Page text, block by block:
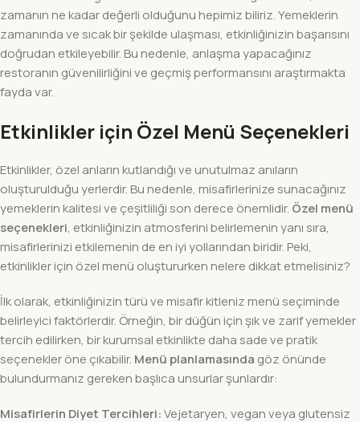
zamanın ne kadar değerli olduğunu hepimiz biliriz. Yemeklerin
zamanında ve sıcak bir şekilde ulaşması, etkinliğinizin başarısını
doğrudan etkileyebilir. Bu nedenle, anlaşma yapacağınız
restoranın güvenilirliğini ve geçmiş performansını araştırmakta
fayda var.
Etkinlikler için Özel Menü Seçenekleri
Etkinlikler, özel anların kutlandığı ve unutulmaz anıların
oluşturulduğu yerlerdir. Bu nedenle, misafirlerinize sunacağınız
yemeklerin kalitesi ve çeşitliliği son derece önemlidir. Özel menü
seçenekleri, etkinliğinizin atmosferini belirlemenin yanı sıra,
misafirlerinizi etkilemenin de en iyi yollarından biridir. Peki,
etkinlikler için özel menü oluştururken nelere dikkat etmelisiniz?
İlk olarak, etkinliğinizin türü ve misafir kitleniz menü seçiminde
belirleyici faktörlerdir. Örneğin, bir düğün için şık ve zarif yemekler
tercih edilirken, bir kurumsal etkinlikte daha sade ve pratik
seçenekler öne çıkabilir. Menü planlamasında göz önünde
bulundurmanız gereken başlıca unsurlar şunlardır:
Misafirlerin Diyet Tercihleri:Vejetaryen, vegan veya glutensiz